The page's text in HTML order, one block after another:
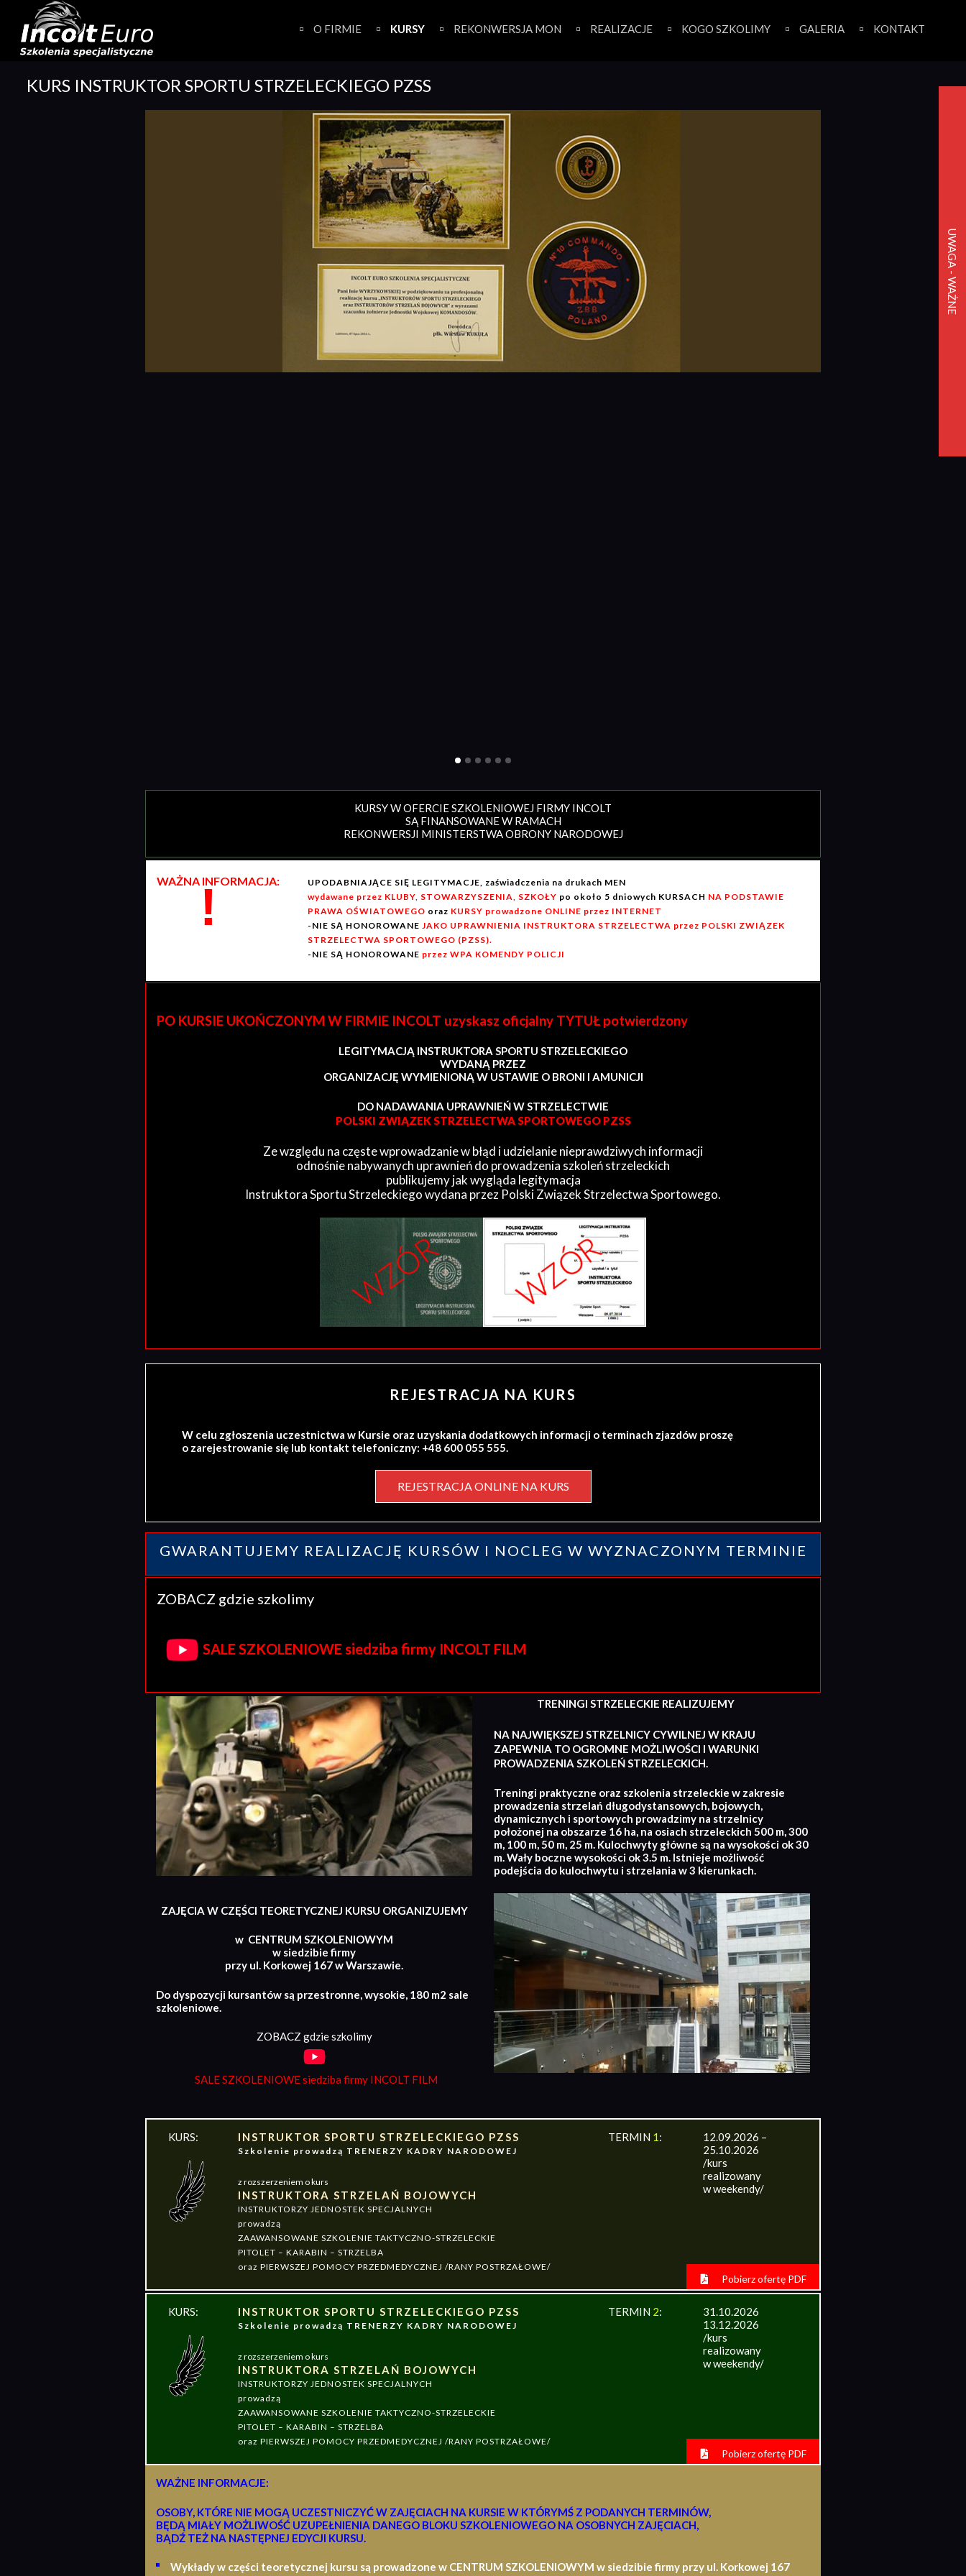
content
O FIRMIE KURSY REKONWERSJA MON REALIZACJE KOGO SZKOLIMY GALERIA KONTAKT
KURS INSTRUKTOR SPORTU STRZELECKIEGO PZSS
KURSY W OFERCIE SZKOLENIOWEJ FIRMY INCOLT
SĄ FINANSOWANE W RAMACH
REKONWERSJI MINISTERSTWA OBRONY NARODOWEJ
WAŻNA INFORMACJA:
!
UPODABNIAJĄCE SIĘ LEGITYMACJE, zaświadczenia na drukach MEN
wydawane przez KLUBY, STOWARZYSZENIA, SZKOŁY po około 5 dniowych KURSACH NA PODSTAWIE
PRAWA OŚWIATOWEGO oraz KURSY prowadzone ONLINE przez INTERNET
-NIE SĄ HONOROWANE JAKO UPRAWNIENIA INSTRUKTORA STRZELECTWA przez POLSKI ZWIĄZEK
STRZELECTWA SPORTOWEGO (PZSS).
-NIE SĄ HONOROWANE przez WPA KOMENDY POLICJI
PO KURSIE UKOŃCZONYM W FIRMIE INCOLT uzyskasz oficjalny TYTUŁ potwierdzony
LEGITYMACJĄ INSTRUKTORA SPORTU STRZELECKIEGO
WYDANĄ PRZEZ
ORGANIZACJĘ WYMIENIONĄ W USTAWIE O BRONI I AMUNICJI
DO NADAWANIA UPRAWNIEŃ W STRZELECTWIE
POLSKI ZWIĄZEK STRZELECTWA SPORTOWEGO PZSS
Ze względu na częste wprowadzanie w błąd i udzielanie nieprawdziwych informacji
odnośnie nabywanych uprawnień do prowadzenia szkoleń strzeleckich
publikujemy jak wygląda legitymacja
Instruktora Sportu Strzeleckiego wydana przez Polski Związek Strzelectwa Sportowego.
REJESTRACJA NA KURS
W celu zgłoszenia uczestnictwa w Kursie oraz uzyskania dodatkowych informacji o terminach zjazdów proszę
o zarejestrowanie się lub kontakt telefoniczny: +48 600 055 555.
REJESTRACJA ONLINE NA KURS
GWARANTUJEMY REALIZACJĘ KURSÓW I NOCLEG W WYZNACZONYM TERMINIE
ZOBACZ gdzie szkolimy
SALE SZKOLENIOWE siedziba firmy INCOLT FILM
TRENINGI STRZELECKIE REALIZUJEMY
NA NAJWIĘKSZEJ STRZELNICY CYWILNEJ W KRAJU
ZAPEWNIA TO OGROMNE MOŻLIWOŚCI I WARUNKI
PROWADZENIA SZKOLEŃ STRZELECKICH.
Treningi praktyczne oraz szkolenia strzeleckie w zakresie
prowadzenia strzelań długodystansowych, bojowych,
dynamicznych i sportowych prowadzimy na strzelnicy
położonej na obszarze 16 ha, na osiach strzeleckich 500 m, 300
m, 100 m, 50 m, 25 m. Kulochwyty główne są na wysokości ok 30
m. Wały boczne wysokości ok 3.5 m. Istnieje możliwość
podejścia do kulochwytu i strzelania w 3 kierunkach.
ZAJĘCIA W CZĘŚCI TEORETYCZNEJ KURSU ORGANIZUJEMY
w CENTRUM SZKOLENIOWYM
w siedzibie firmy
przy ul. Korkowej 167 w Warszawie.
Do dyspozycji kursantów są przestronne, wysokie, 180 m2 sale
szkoleniowe.
ZOBACZ gdzie szkolimy
SALE SZKOLENIOWE siedziba firmy INCOLT FILM
KURS: INSTRUKTOR SPORTU STRZELECKIEGO PZSS
Szkolenie prowadzą TRENERZY KADRY NARODOWEJ
z rozszerzeniem o kurs
INSTRUKTORA STRZELAŃ BOJOWYCH
INSTRUKTORZY JEDNOSTEK SPECJALNYCH
prowadzą
ZAAWANSOWANE SZKOLENIE TAKTYCZNO-STRZELECKIE
PITOLET – KARABIN – STRZELBA
oraz PIERWSZEJ POMOCY PRZEDMEDYCZNEJ /RANY POSTRZAŁOWE/
TERMIN 1:
12.09.2026 –
25.10.2026
/kurs
realizowany
w weekendy/
Pobierz ofertę PDF
KURS: INSTRUKTOR SPORTU STRZELECKIEGO PZSS
Szkolenie prowadzą TRENERZY KADRY NARODOWEJ
z rozszerzeniem o kurs
INSTRUKTORA STRZELAŃ BOJOWYCH
INSTRUKTORZY JEDNOSTEK SPECJALNYCH
prowadzą
ZAAWANSOWANE SZKOLENIE TAKTYCZNO-STRZELECKIE
PITOLET – KARABIN – STRZELBA
oraz PIERWSZEJ POMOCY PRZEDMEDYCZNEJ /RANY POSTRZAŁOWE/
TERMIN 2:
31.10.2026
13.12.2026
/kurs
realizowany
w weekendy/
Pobierz ofertę PDF
WAŻNE INFORMACJE:
OSOBY, KTÓRE NIE MOGĄ UCZESTNICZYĆ W ZAJĘCIACH NA KURSIE W KTÓRYMŚ Z PODANYCH TERMINÓW,
BĘDĄ MIAŁY MOŻLIWOŚĆ UZUPEŁNIENIA DANEGO BLOKU SZKOLENIOWEGO NA OSOBNYCH ZAJĘCIACH,
BĄDŹ TEŻ NA NASTĘPNEJ EDYCJI KURSU.
Wykłady w części teoretycznej kursu są prowadzone w CENTRUM SZKOLENIOWYM w siedzibie firmy przy ul. Korkowej 167
UWAGA - WAŻNE